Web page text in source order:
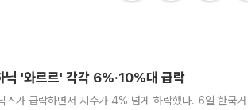
'와르르' 각각 6%·10%대 급락
스가 급락하면서 지수가 4% 넘게 하락했다. 6일 한국거